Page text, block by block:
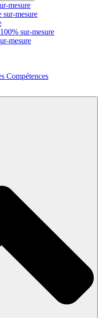
mesure
sur-mesure
sur-mesure
mesure
Compétences